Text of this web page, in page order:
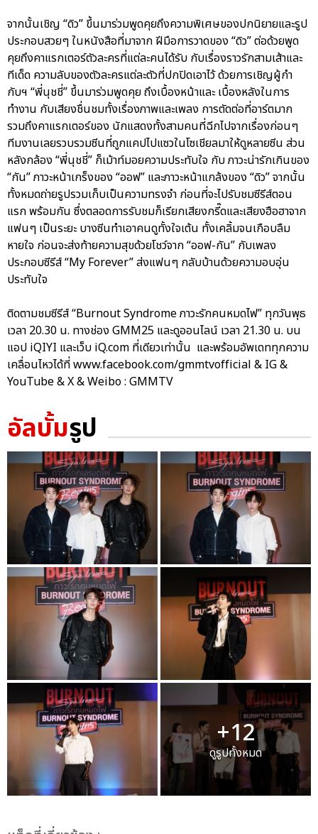
จากนั้นเชิญ “ดิว” ขึ้นมาร่วมพูดคุยถึงความพิเศษของปกนิยายและรูป
ประกอบสวยๆ ในหนังสือที่มาจาก ฝีมือการวาดของ “ดิว” ต่อด้วยพูด
คุยถึงคาแรกเตอร์ตัวละครที่แต่ละคนได้รับ กับเรื่องราวรักสามเส้าและ
ทีเด็ด ความลับของตัวละครแต่ละตัวที่ปกปิดเอาไว้ ด้วยการเชิญผู้กำ
กับฯ “พี่นุชชี่” ขึ้นมาร่วมพูดคุย ถึงเบื้องหน้าและ เบื้องหลังในการ
ทำงาน กับเสียงชื่นชมทั้งเรื่องภาพและเพลง การตัดต่อที่อาร์ตมาก
รวมถึงคาแรกเตอร์ของ นักแสดงทั้งสามคนที่ฉีกไปจากเรื่องก่อนๆ
ทีมงานเลยรวบรวมซีนที่ถูกแคปไปแซวในโซเชียลมาให้ดูหลายซีน ส่วน
หลังกล้อง “พี่นุชชี่” ก็เม้าท์มอยความประทับใจ กับ ภาวะน่ารักเกินของ
“กัน” ภาวะหน้าเกร็งของ “ออฟ” และภาวะหน้าแกล้งของ “ดิว” จากนั้น
ทั้งหมดถ่ายรูปรวมเก็บเป็นความทรงจำ ก่อนที่จะไปรับชมซีรีส์ตอน
แรก พร้อมกัน ซึ่งตลอดการรับชมก็เรียกเสียงกรี๊ดและเสียงฮือฮาจาก
แฟนๆ เป็นระยะ บางซีนทำเอาคนดูทั้งใจเต้น ทั้งเคลิ้มจนเกือบลืม
หายใจ ก่อนจะส่งท้ายความสุขด้วยโชว์จาก “ออฟ-กัน” กับเพลง
ประกอบซีรีส์ “My Forever” ส่งแฟนๆ กลับบ้านด้วยความอบอุ่น
ประทับใจ
ติดตามชมซีรีส์ “Burnout Syndrome ภาวะรักคนหมดไฟ” ทุกวันพุธ
เวลา 20.30 น. ทางช่อง GMM25 และดูออนไลน์ เวลา 21.30 น. บน
แอป iQIYI และเว็บ iQ.com ที่เดียวเท่านั้น และพร้อมอัพเดททุกความ
เคลื่อนไหวได้ที่ www.facebook.com/gmmtvofficial & IG &
YouTube & X & Weibo : GMMTV
อัลบั้มรูป
+12
ดูรูปทั้งหมด